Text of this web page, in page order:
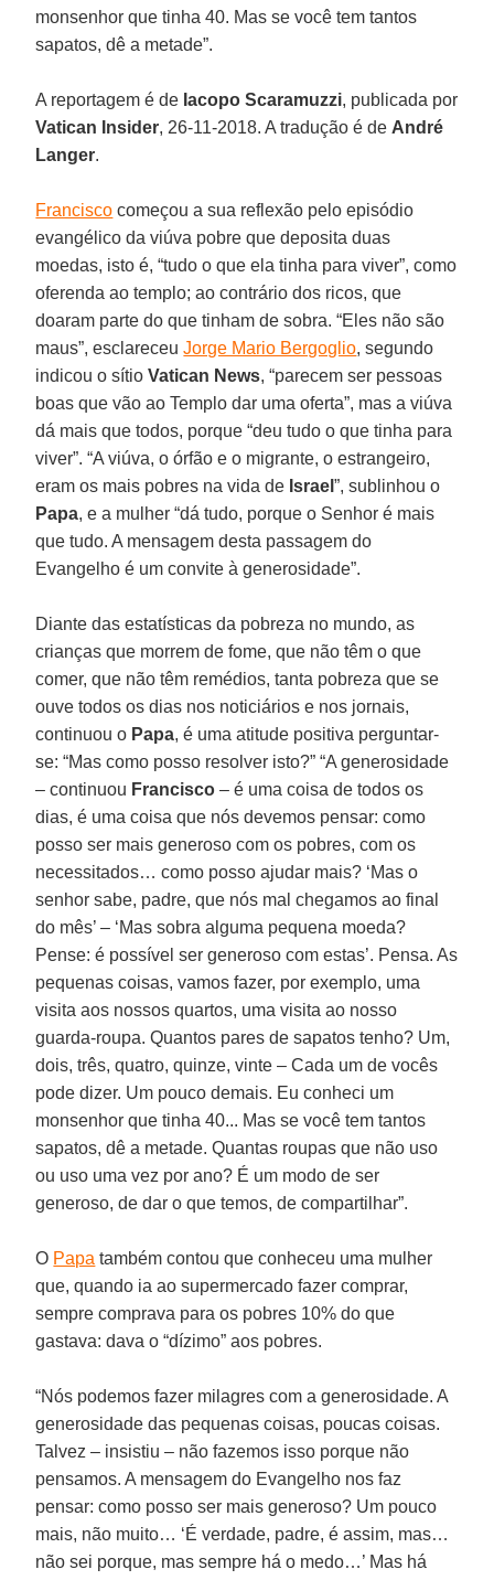
monsenhor que tinha 40. Mas se você tem tantos
sapatos, dê a metade”.
A reportagem é de Iacopo Scaramuzzi, publicada por
Vatican Insider, 26-11-2018. A tradução é de André
Langer.
Francisco começou a sua reflexão pelo episódio
evangélico da viúva pobre que deposita duas
moedas, isto é, “tudo o que ela tinha para viver”, como
oferenda ao templo; ao contrário dos ricos, que
doaram parte do que tinham de sobra. “Eles não são
maus”, esclareceuJorge Mario Bergoglio, segundo
indicou o sítioVatican News, “parecem ser pessoas
boas que vão ao Templo dar uma oferta”, mas a viúva
dá mais que todos, porque “deu tudo o que tinha para
viver”. “A viúva, o órfão e o migrante, o estrangeiro,
eram os mais pobres na vida de Israel”, sublinhou o
Papa, e a mulher “dá tudo, porque o Senhor é mais
que tudo. A mensagem desta passagem do
Evangelho é um convite à generosidade”.
Diante das estatísticas da pobreza no mundo, as
crianças que morrem de fome, que não têm o que
comer, que não têm remédios, tanta pobreza que se
ouve todos os dias nos noticiários e nos jornais,
continuou o Papa, é uma atitude positiva perguntar-
se: “Mas como posso resolver isto?” “A generosidade
– continuou Francisco – é uma coisa de todos os
dias, é uma coisa que nós devemos pensar: como
posso ser mais generoso com os pobres, com os
necessitados… como posso ajudar mais? ‘Mas o
senhor sabe, padre, que nós mal chegamos ao final
do mês’ – ‘Mas sobra alguma pequena moeda?
Pense: é possível ser generoso com estas’. Pensa. As
pequenas coisas, vamos fazer, por exemplo, uma
visita aos nossos quartos, uma visita ao nosso
guarda-roupa. Quantos pares de sapatos tenho? Um,
dois, três, quatro, quinze, vinte – Cada um de vocês
pode dizer. Um pouco demais. Eu conheci um
monsenhor que tinha 40... Mas se você tem tantos
sapatos, dê a metade. Quantas roupas que não uso
ou uso uma vez por ano? É um modo de ser
generoso, de dar o que temos, de compartilhar”.
O Papa também contou que conheceu uma mulher
que, quando ia ao supermercado fazer comprar,
sempre comprava para os pobres 10% do que
gastava: dava o “dízimo” aos pobres.
“Nós podemos fazer milagres com a generosidade. A
generosidade das pequenas coisas, poucas coisas.
Talvez – insistiu – não fazemos isso porque não
pensamos. A mensagem do Evangelho nos faz
pensar: como posso ser mais generoso? Um pouco
mais, não muito… ‘É verdade, padre, é assim, mas…
não sei porque, mas sempre há o medo…’ Mas há